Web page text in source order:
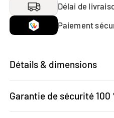
Délai de
Paiement
Détails & dimensions
Garantie de sécurité 100